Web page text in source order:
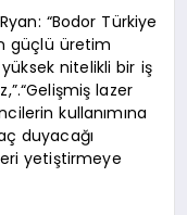
“Bodor Türkiye
güçlü üretim
nitelikli bir iş
lazer
kullanımına
duyacağı
yetiştirmeye